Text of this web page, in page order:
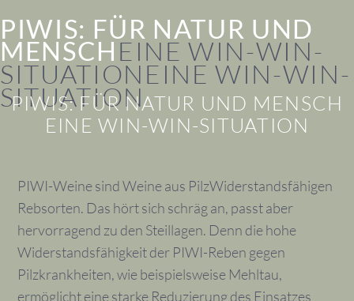
PIWIS: FÜR NATUR UND
MENSCH EINE WIN-WIN-
SITUATIONEINE WIN-WIN-
SITUATION
PIWIS: FÜR NATUR UND MENSCH
EINE WIN-WIN-SITUATION
PIWI-Weine sind Weine aus PilzWiderstandsfähigen
Rebsorten. Das hört sich schräg an, passt aber
hervorragend zu den Steillagen. Denn die hohe
Widerstandsfähigkeit der PIWI-Reben gegen
Pilzkrankheiten, wie beispielsweise Mehltau,
ermöglicht eine starke Reduzierung des Einsatzes